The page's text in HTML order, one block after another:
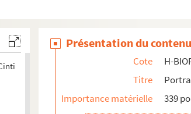
Cruvelli
Présentation du contenu
Cote
H-
Titre
Importance matérielle
339